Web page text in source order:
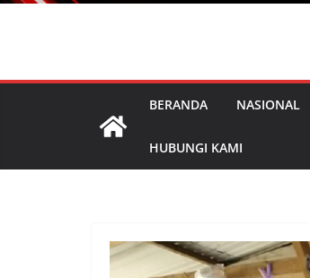
BERANDA NASIONAL
HUBUNGI KAMI